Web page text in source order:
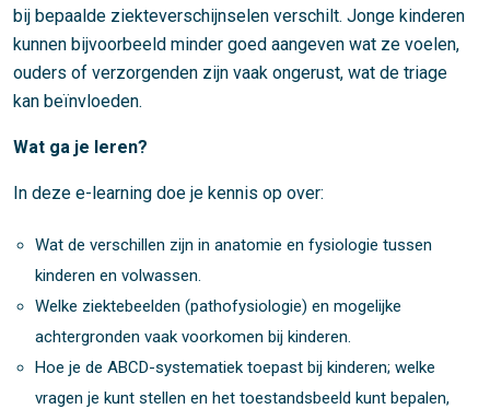
bij bepaalde ziekteverschijnselen verschilt. Jonge kinderen
kunnen bijvoorbeeld minder goed aangeven wat ze voelen,
ouders of verzorgenden zijn vaak ongerust, wat de triage
kan beïnvloeden.
Wat ga je leren?
In deze e-learning doe je kennis op over:
Wat de verschillen zijn in anatomie en fysiologie tussen
kinderen en volwassen.
Welke ziektebeelden (pathofysiologie) en mogelijke
achtergronden vaak voorkomen bij kinderen.
Hoe je de ABCD-systematiek toepast bij kinderen; welke
vragen je kunt stellen en het toestandsbeeld kunt bepalen,